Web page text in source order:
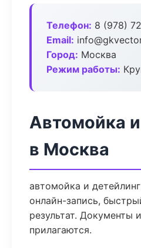
Телефон: 8 (978)
Email:
Город: Москва
Режим работы:
Автомойка
в Москва
автомойка и
онлайн-запись,
результат. Документы
прилагаются.